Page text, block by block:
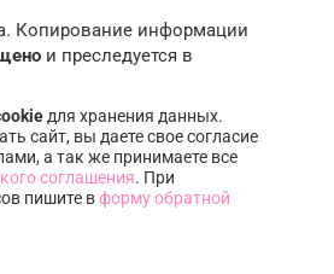
Копирование информации
и преследуется в
для хранения данных.
сайт, вы даете свое согласие
а так же принимаете все
соглашения. При
пишите вформу обратной